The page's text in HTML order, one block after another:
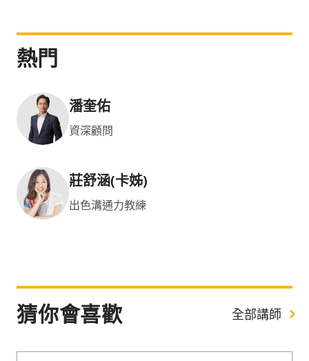
熱門
潘奎佑
資深顧問
莊舒涵(卡姊)
出色溝通力教練
猜你會喜歡 全部講師